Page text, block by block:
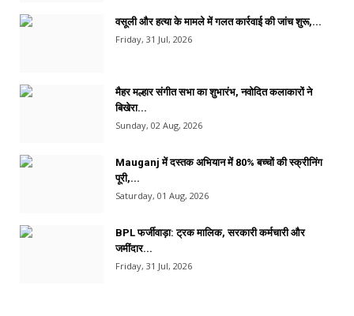
वसूली और हत्या के मामले में गलत कार्रवाई की जांच शुरू,...
Friday, 31 Jul, 2026
मैहर मल्हार संगीत सभा का शुभारंभ, नवोदित कलाकारों ने
बिखेरा...
Sunday, 02 Aug, 2026
Mauganj में दस्तक अभियान में 80% बच्चों की स्क्रीनिंग
पूरी,...
Saturday, 01 Aug, 2026
BPL फर्जीवाड़ा: ट्रक मालिक, सरकारी कर्मचारी और
जमींदार...
Friday, 31 Jul, 2026